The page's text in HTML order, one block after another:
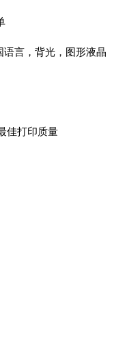
语言，背光，图形液晶
佳打印质量